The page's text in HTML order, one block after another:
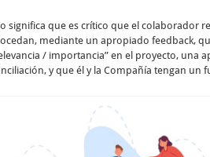
significa que es crítico que el colaborador
mediante un apropiado feedback,
/ importancia” en el proyecto, una
y que él y la Compañía tengan